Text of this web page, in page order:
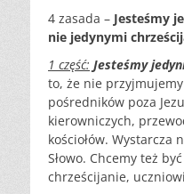
4 zasada – Jesteśmy
nie jedynymi
1 część: Jesteśmy
to, że nie
pośredników poza
kierowniczych,
kościołów. Wystarcza
Słowo. Chcemy też
chrześcijanie,